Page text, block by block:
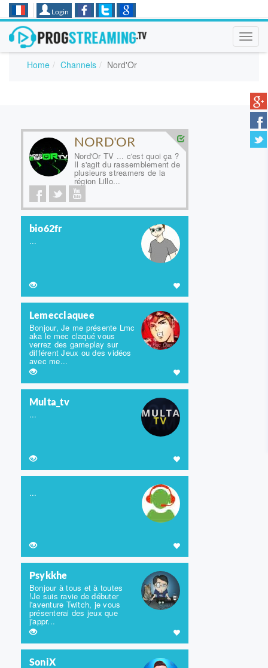
Login
Home Channels Nord'Or
NORD'OR
Nord'Or TV ... c'est quoi ça ?
Il s'agit du rassemblement de
plusieurs streamers de la
région Lillo...
bio62fr
...
Lemecclaquee
Bonjour, Je me présente Lmc
aka le mec claqué vous
verrez des gameplay sur
différent Jeux ou des vidéos
avec me...
Multa_tv
...
...
Psykkhe
Bonjour à tous et à toutes
!Je suis ravie de débuter
l'aventure Twitch, je vous
présenterai des jeux que
j'appr...
SoniX